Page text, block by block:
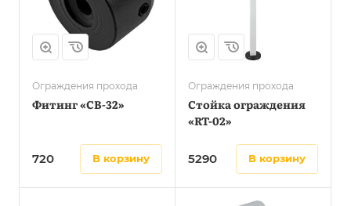
Ограждения прохода
Фитинг «CB-32»
720 в корзину
Ограждения прохода
Стойка ограждения
«RT-02»
5290 в корзину